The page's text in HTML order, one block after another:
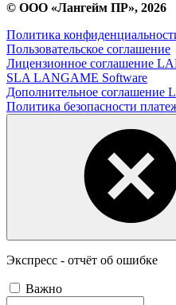
© ООО «Лангейм ПР», 2026
Политика
Пользовательское соглашение
Лицензионное соглашение
SLA LANGAME Software
Дополнительное соглашение
Политика безопасности
Экспресс - отчёт об ошибке
Важно